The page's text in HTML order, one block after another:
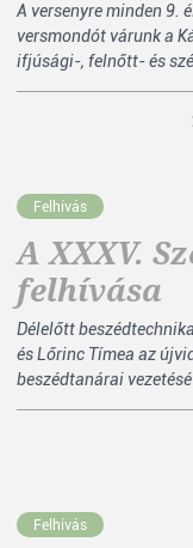
A versenyre minden 9.
versmondót várunk a
ifjúsági-, felnőtt- és
Felhívás
A XXXV.
felhívása
Délelőtt
és Lőrinc Tímea az
beszédtanárai
Felhívás